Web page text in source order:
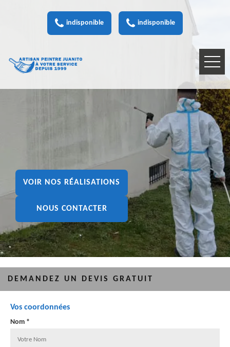
indisponible indisponible
VOIR NOS RÉALISATIONS
NOUS CONTACTER
DEMANDEZ UN DEVIS GRATUIT
Vos coordonnées
Nom *